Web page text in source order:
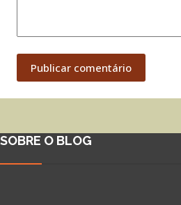
Publicar comentário
SOBRE O BLOG